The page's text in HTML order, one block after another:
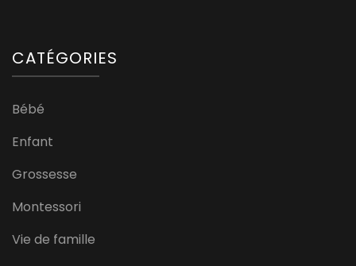
CATÉGORIES
Bébé
Enfant
Grossesse
Montessori
Vie de famille